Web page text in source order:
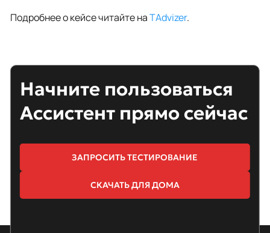
Подробнее о кейсе читайте наTAdvizer.
Начните пользоваться
Ассистент прямо сейчас
ЗАПРОСИТЬ ТЕСТИРОВАНИЕ
СКАЧАТЬ ДЛЯ ДОМА